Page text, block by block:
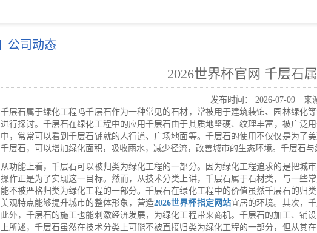
公司动态
2026世界杯官网 千层石
发布时间： 2026-07-09来源
千层石属于绿化工程吗千层石作为一种常见的石材，常被用于建筑装饰、园林绿化
进行探讨。千层石在绿化工程中的应用千层石由于其质地坚硬、纹理丰富，被广泛
中，常常可以看到千层石铺就的人行道、广场地面等。千层石的使用不仅仅是为了
千层石，可以增加绿化面积，吸收雨水，减少径流，改善城市的生态环境。千层石与
从功能上看，千层石可以被归类为绿化工程的一部分。因为绿化工程追求的是把城
操作正是为了实现这一目标。然而，从技术分类上讲，千层石属于石材类，与一些
能不被严格归类为绿化工程的一部分。千层石在绿化工程中的价值虽然千层石的归
美观特点能够提升城市的整体形象，营造2026世界杯指定网站宜居的环境。其次，
此外，千层石的施工也能刺激经济发展，为绿化工程带来商机。千层石的加工、铺
上所述，千层石虽然在技术分类上可能不被直接归类为绿化工程的一部分，但从